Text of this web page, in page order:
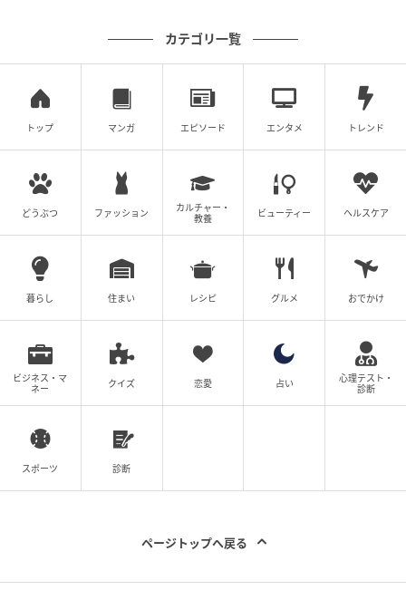
ベビーカレンダー／ウーマンカレンダー編集室
元記事で読む
クリエイター情報
ベビーカレンダー
ベビーカレンダーは妊娠・出産・育児の情報サイト
です。みんなのクチコミや体験談から産婦人科検
作品をもっとみる
の記事をもっとみる
カテゴリ一覧
トップ マンガ エピソード エンタメ トレンド
どうぶつ ファッション
カルチャー・
教養
ビューティー ヘルスケア
暮らし 住まい レシピ グルメ おでかけ
ビジネス・マ
ネー
クイズ 恋愛 占い
心理テスト・
診断
スポーツ 診断
ページトップへ戻る